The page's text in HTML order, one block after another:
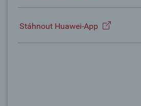
Stáhnout Huawei-App